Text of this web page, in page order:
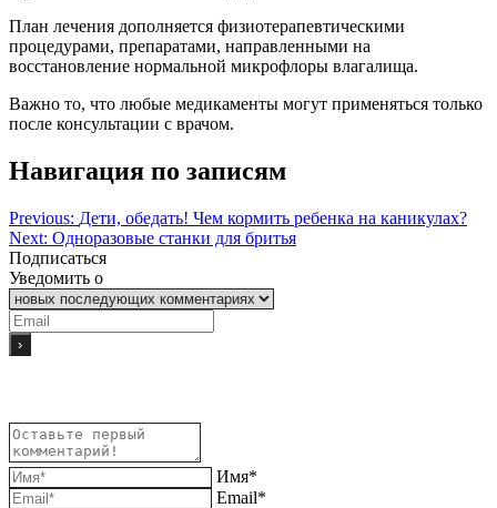
План лечения дополняется физиотерапевтическими
процедурами, препаратами, направленными на
восстановление нормальной микрофлоры влагалища.
Важно то, что любые медикаменты могут применяться только
после консультации с врачом.
Навигация по записям
Previous: Дети, обедать! Чем кормить ребенка на каникулах?
Next: Одноразовые станки для бритья
Подписаться
Уведомить о
Имя*
Email*